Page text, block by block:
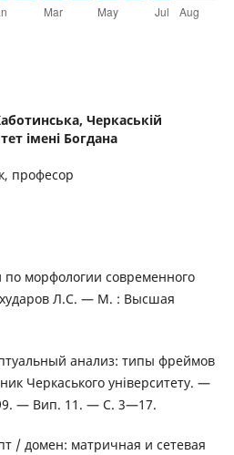
Черкаській
імені Богдана
професор
морфологии современного
Л.С. — М. : Высшая
анализ: типы фреймов
Черкаського університету. —
— Вип. 11. — С. 3—17.
/ домен: матричная и сетевая